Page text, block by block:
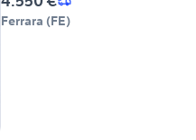
Ferrara (FE)